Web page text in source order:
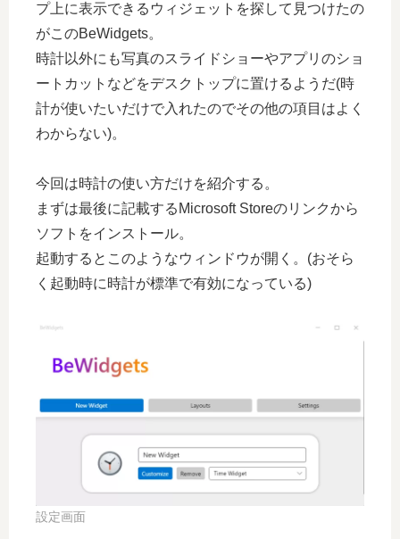
プ上に表示できるウィジェットを探して見つけたの
がこのBeWidgets。
時計以外にも写真のスライドショーやアプリのショ
ートカットなどをデスクトップに置けるようだ(時
計が使いたいだけで入れたのでその他の項目はよく
わからない)。
今回は時計の使い方だけを紹介する。
まずは最後に記載するMicrosoft Storeのリンクから
ソフトをインストール。
起動するとこのようなウィンドウが開く。(おそら
く起動時に時計が標準で有効になっている)
設定画面